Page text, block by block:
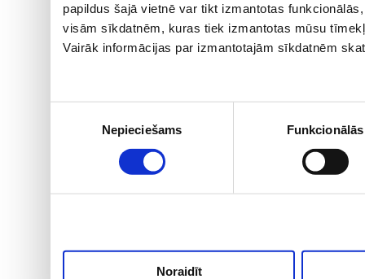
papildus šajā vietnē var tikt izmantotas
visām sīkdatnēm, kuras tiek izmantotas mūsu
Vairāk informācijas par izmantotajām sīkdatnēm
Nepieciešams Funkcionālās
Noraidīt